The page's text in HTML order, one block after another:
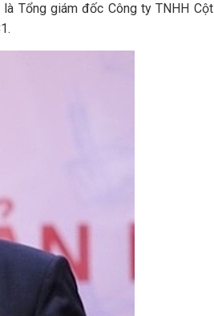
Tổng giám đốc Công ty TNHH Cột